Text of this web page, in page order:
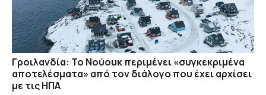
Γροιλανδία: Το Νούουκ περιμένει «συγκεκριμένα
αποτελέσματα» από τον διάλογο που έχει αρχίσει
με τις ΗΠΑ